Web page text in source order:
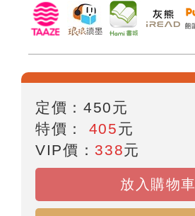
定價：450元
特價： 405元
VIP價： 338元
放入購物車